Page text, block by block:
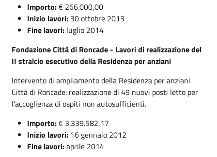
Importo:€ 266.000,00
Inizio lavori: 30 ottobre 2013
Fine lavori: luglio 2014
Fondazione Città di Roncade - Lavori di realizzazione del
II stralcio esecutivo della Residenza per anziani
Intervento di ampliamento della Residenza per anziani
Città di Roncade: realizzazione di 49 nuovi posti letto per
l'accoglienza di ospiti non autosufficienti.
Importo:€ 3.339.582,17
Inizio lavori: 16 gennaio 2012
Fine lavori:aprile 2014